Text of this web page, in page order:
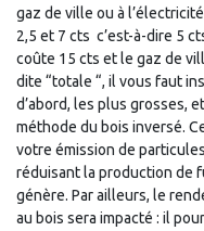
gaz de ville ou à
2,5 et 7 cts  c’est-à-dire 5
coûte 15 cts et le gaz de
dite “totale “, il vous faut
d’abord, les plus grosses,
méthode du bois inversé.
votre émission de
réduisant la production de
génère. Par ailleurs, le
au bois sera impacté : il